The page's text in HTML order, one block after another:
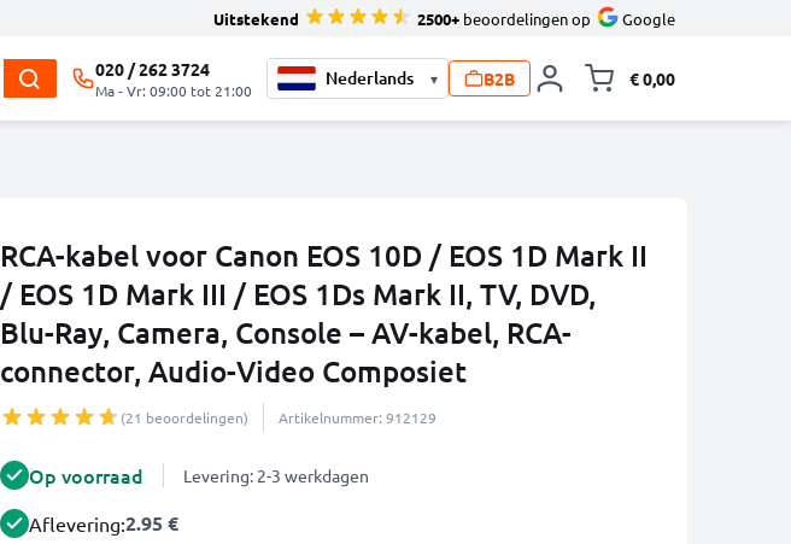
Uitstekend 2500+ beoordelingen op Google
020 / 262 3724
Ma - Vr: 09:00 tot 21:00
▾ B2B € 0,00
RCA-kabel voor Canon EOS 10D / EOS 1D Mark II
/ EOS 1D Mark III / EOS 1Ds Mark II, TV, DVD,
Blu-Ray, Camera, Console – AV-kabel, RCA-
connector, Audio-Video Composiet
(21 beoordelingen) Artikelnummer: 912129
Op voorraad Levering: 2-3 werkdagen
Aflevering:2.95 €